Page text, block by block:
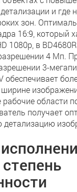
и где
зон.
16:9, который
1080p, в
4 Мп.
3-
обеспечивает
области
получает
детализацию